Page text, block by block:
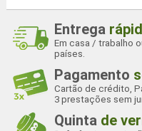
Entrega
Em casa / trabalho
países.
Pagamento
Cartão de crédito,
3 prestações sem
Quinta de